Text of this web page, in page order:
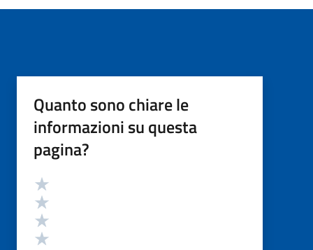
Quanto sono chiare le
informazioni su questa
pagina?
Valutazione